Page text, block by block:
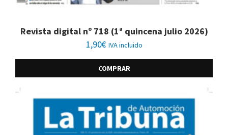
Revista digital nº 718 (1ª quincena julio 2026)
1,90€ IVA incluido
COMPRAR